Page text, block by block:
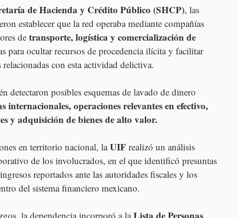
de Hacienda y Crédito Público (SHCP), las
establecer que la red operaba mediante compañías
de transporte, logística y comercialización de
para ocultar recursos de procedencia ilícita y facilitar
con esta actividad delictiva.
detectaron posibles esquemas de lavado de dinero
internacionales, operaciones relevantes en efectivo,
y adquisición de bienes de alto valor.
en territorio nacional, la UIF realizó un análisis
de los involucrados, en el que identificó presuntas
reportados ante las autoridades fiscales y los
del sistema financiero mexicano.
la dependencia incorporó a la Lista de Personas